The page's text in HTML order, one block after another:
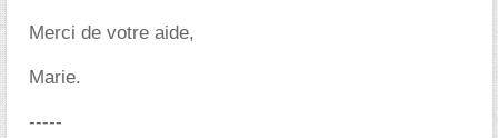
Merci de votre aide,
Marie.
-----